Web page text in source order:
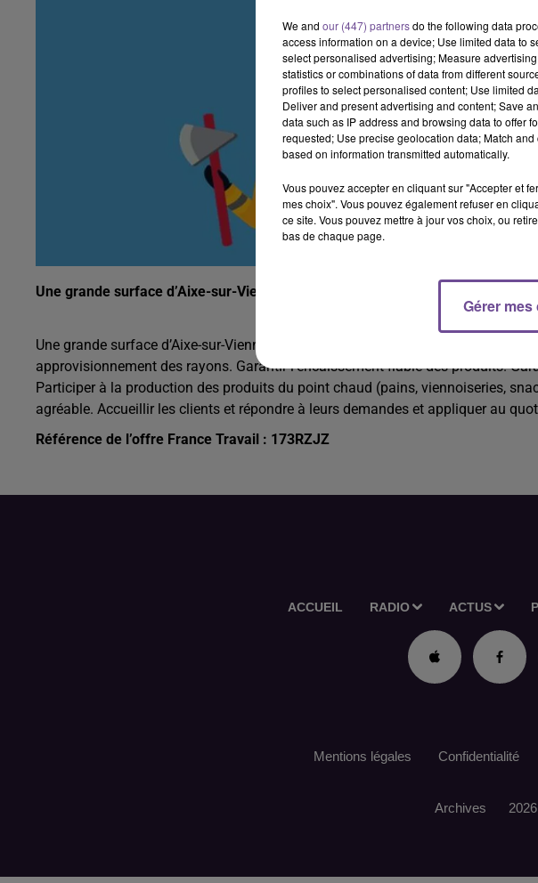
Une grande surface d’Aixe-sur-Vienne recherche un équipier polyvalent (H/F).
Une grande surface d’Aixe-sur-Vienne
approvisionnement des rayons. Garantir l'encaissement fiable des produits.
Participer à la production des produits du point chaud (pains, viennoiseries,
agréable. Accueillir les clients et répondre à leurs demandes et appliquer au
Référence de l’offre France Travail : 173RZJZ
ACCUEIL RADIO ACTUS
Mentions légales Confidentialité
Archives 2026
We and our (447) partnersdo the following data
access information on a device; Use limited data to
select personalised advertising; Measure
statistics or combinations of data from different
profiles to select personalised content; Use limited
Deliver and present advertising and content; Save
data such as IP address and browsing data to offer
requested; Use precise geolocation data; Match
based on information transmitted automatically.
Vous pouvez accepter en cliquant sur "Accepter et
mes choix". Vous pouvez également refuser en
ce site. Vous pouvez mettre à jour vos choix, ou
bas de chaque page.
Gérer